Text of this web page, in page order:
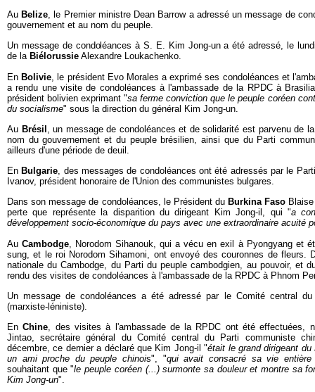
Au Belize, le Premier ministre Dean Barrow a adressé un message de
gouvernement et au nom du peuple.
Un message de condoléances à S. E. Kim Jong-un a été adressé, le
de la Biélorussie Alexandre Loukachenko.
En Bolivie, le président Evo Morales a exprimé ses condoléances et
a rendu une visite de condoléances à l'ambassade de la RPDC à
président bolivien exprimant "sa ferme conviction que le peuple coréen
du socialisme" sous la direction du général Kim Jong-un.
Au Brésil , un message de condoléances et de solidarité est parvenu de
nom du gouvernement et du peuple brésilien, ainsi que du Parti
ailleurs d'une période de deuil.
En Bulgarie, des messages de condoléances ont été adressés par le
Ivanov, président honoraire de l'Union des communistes bulgares.
Dans son message de condoléances, le Président du Burkina Faso
perte que représente la disparition du dirigeant Kim Jong-il, qui "a
développement socio-économique du pays avec une extraordinaire acuité
AuCambodge, Norodom Sihanouk, qui a vécu en exil à Pyongyang et
sung, et le roi Norodom Sihamoni, ont envoyé des couronnes de fleurs.
nationale du Cambodge, du Parti du peuple cambodgien, au pouvoir, et
rendu des visites de condoléances à l'ambassade de la RPDC à Phnom
Un message de condoléances a été adressé par le Comité central
(marxiste-léniniste).
EnChine, des visites à l'ambassade de la RPDC ont été effectuées,
Jintao, secrétaire général du Comité central du Parti communiste
décembre, ce dernier a déclaré que Kim Jong-il "était le grand dirigeant
un ami proche du peuple chinois", "qui avait consacré sa vie
souhaitant que "le peuple coréen (...) surmonte sa douleur et montre sa
Kim Jong-un".